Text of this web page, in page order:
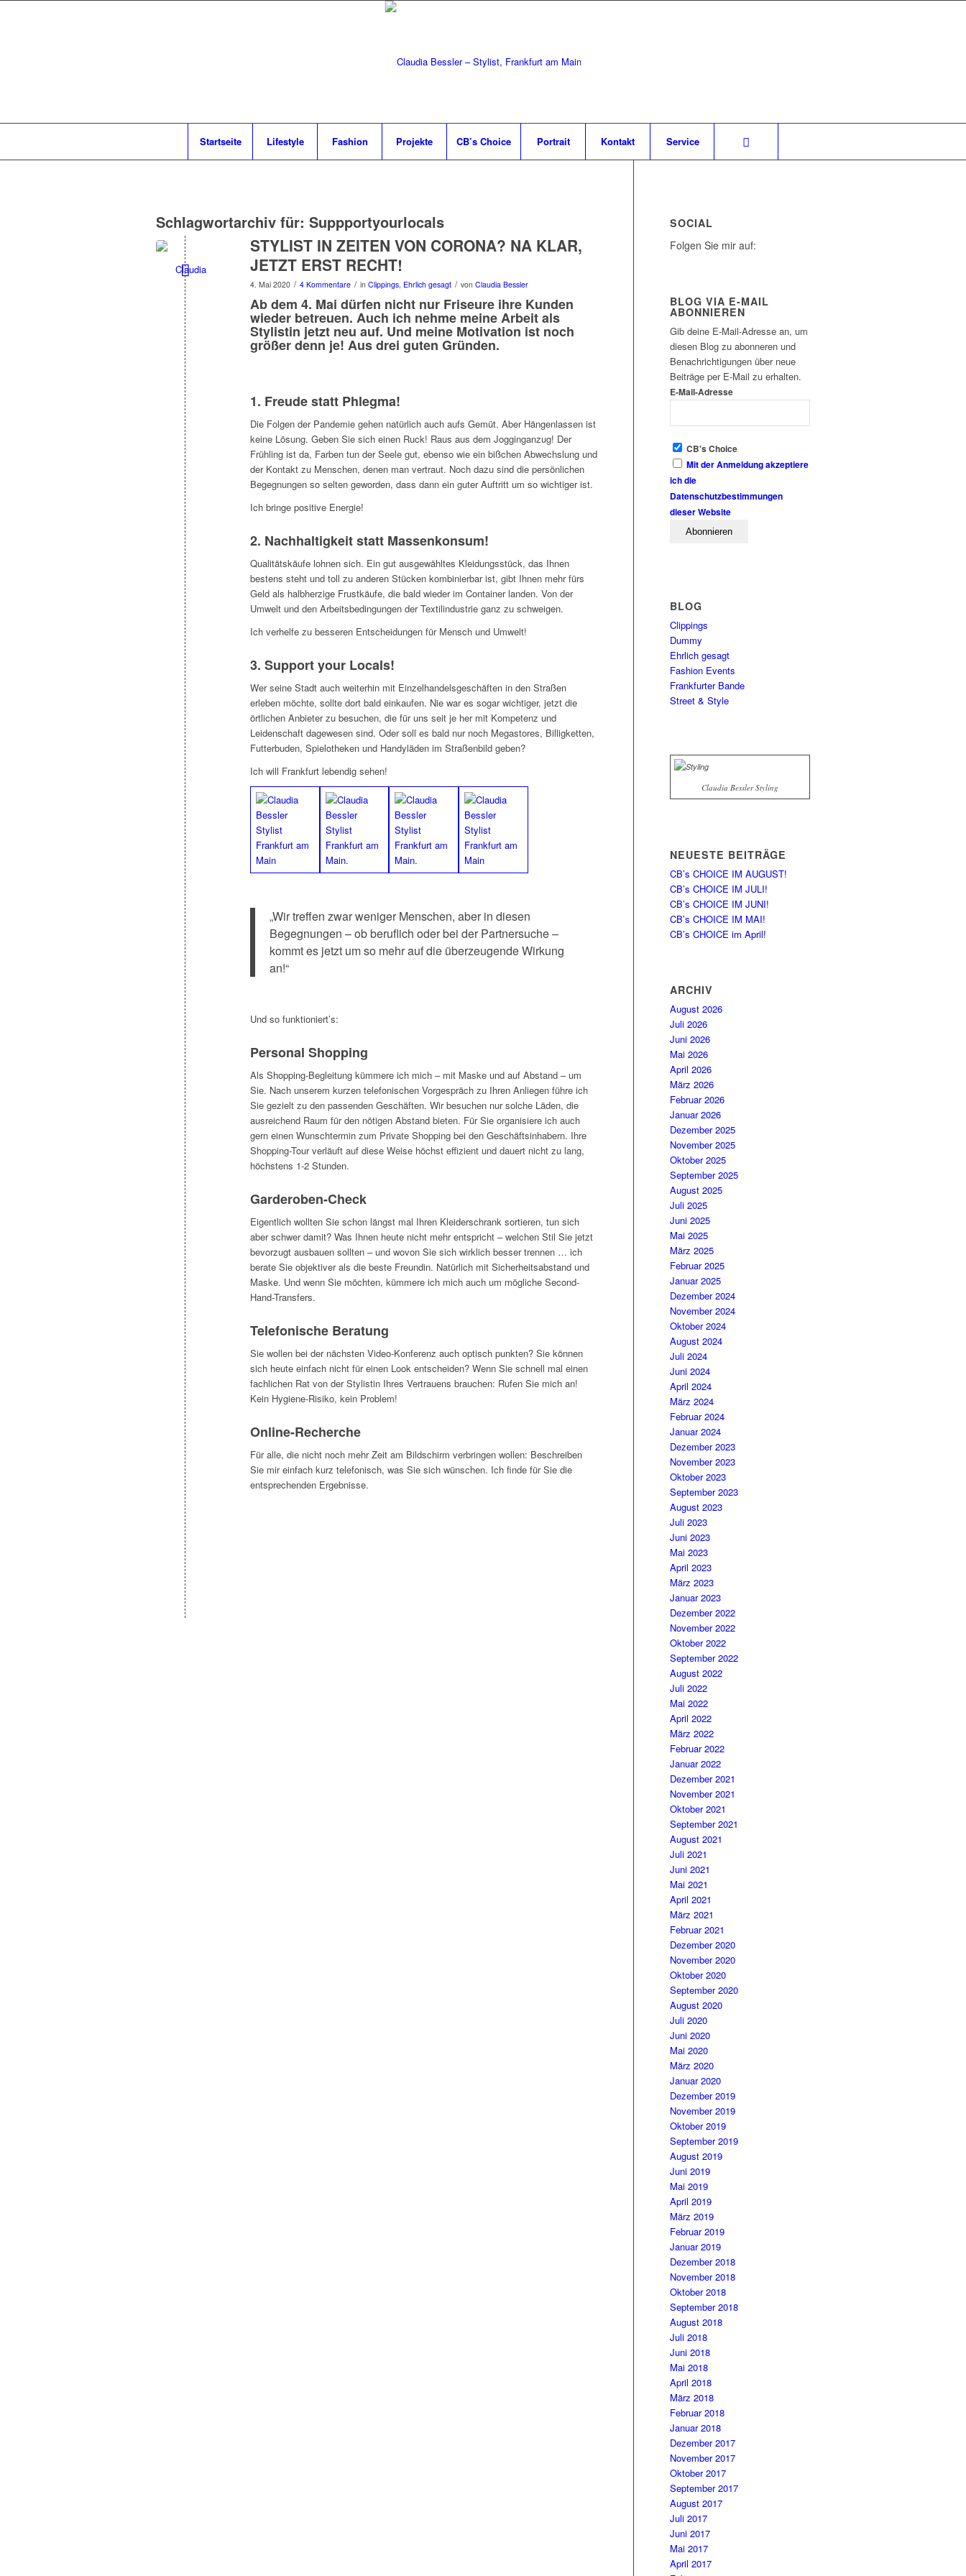
Startseite Lifestyle Fashion Projekte CB’s Choice Portrait Kontakt Service
Schlagwortarchiv für: Suppportyourlocals
STYLIST IN ZEITEN VON CORONA? NA KLAR,
JETZT ERST RECHT!
4. Mai 2020 / 4 Kommentare / in Clippings, Ehrlich gesagt / von Claudia Bessler
Ab dem 4. Mai dürfen nicht nur Friseure ihre Kunden
wieder betreuen. Auch ich nehme meine Arbeit als
Stylistin jetzt neu auf. Und meine Motivation ist noch
größer denn je! Aus drei guten Gründen.
1. Freude statt Phlegma!
Die Folgen der Pandemie gehen natürlich auch aufs Gemüt. Aber Hängenlassen ist
keine Lösung. Geben Sie sich einen Ruck! Raus aus dem Jogginganzug! Der
Frühling ist da, Farben tun der Seele gut, ebenso wie ein bißchen Abwechslung und
der Kontakt zu Menschen, denen man vertraut. Noch dazu sind die persönlichen
Begegnungen so selten geworden, dass dann ein guter Auftritt um so wichtiger ist.
Ich bringe positive Energie!
2. Nachhaltigkeit statt Massenkonsum!
Qualitätskäufe lohnen sich. Ein gut ausgewähltes Kleidungsstück, das Ihnen
bestens steht und toll zu anderen Stücken kombinierbar ist, gibt Ihnen mehr fürs
Geld als halbherzige Frustkäufe, die bald wieder im Container landen. Von der
Umwelt und den Arbeitsbedingungen der Textilindustrie ganz zu schweigen.
Ich verhelfe zu besseren Entscheidungen für Mensch und Umwelt!
3. Support your Locals!
Wer seine Stadt auch weiterhin mit Einzelhandelsgeschäften in den Straßen
erleben möchte, sollte dort bald einkaufen. Nie war es sogar wichtiger, jetzt die
örtlichen Anbieter zu besuchen, die für uns seit je her mit Kompetenz und
Leidenschaft dagewesen sind. Oder soll es bald nur noch Megastores, Billigketten,
Futterbuden, Spielotheken und Handyläden im Straßenbild geben?
Ich will Frankfurt lebendig sehen!
„Wir treffen zwar weniger Menschen, aber in diesen
Begegnungen – ob beruflich oder bei der Partnersuche –
kommt es jetzt um so mehr auf die überzeugende Wirkung
an!“
Und so funktioniert’s:
Personal Shopping
Als Shopping-Begleitung kümmere ich mich – mit Maske und auf Abstand – um
Sie. Nach unserem kurzen telefonischen Vorgespräch zu Ihren Anliegen führe ich
Sie gezielt zu den passenden Geschäften. Wir besuchen nur solche Läden, die
ausreichend Raum für den nötigen Abstand bieten. Für Sie organisiere ich auch
gern einen Wunschtermin zum Private Shopping bei den Geschäftsinhabern. Ihre
Shopping-Tour verläuft auf diese Weise höchst effizient und dauert nicht zu lang,
höchstens 1-2 Stunden.
Garderoben-Check
Eigentlich wollten Sie schon längst mal Ihren Kleiderschrank sortieren, tun sich
aber schwer damit? Was Ihnen heute nicht mehr entspricht – welchen Stil Sie jetzt
bevorzugt ausbauen sollten – und wovon Sie sich wirklich besser trennen … ich
berate Sie objektiver als die beste Freundin. Natürlich mit Sicherheitsabstand und
Maske. Und wenn Sie möchten, kümmere ich mich auch um mögliche Second-
Hand-Transfers.
Telefonische Beratung
Sie wollen bei der nächsten Video-Konferenz auch optisch punkten? Sie können
sich heute einfach nicht für einen Look entscheiden? Wenn Sie schnell mal einen
fachlichen Rat von der Stylistin Ihres Vertrauens brauchen: Rufen Sie mich an!
Kein Hygiene-Risiko, kein Problem!
Online-Recherche
Für alle, die nicht noch mehr Zeit am Bildschirm verbringen wollen: Beschreiben
Sie mir einfach kurz telefonisch, was Sie sich wünschen. Ich finde für Sie die
entsprechenden Ergebnisse.
SOCIAL
Folgen Sie mir auf:
BLOG VIA E-MAIL
ABONNIEREN
Gib deine E-Mail-Adresse an, um
diesen Blog zu abonneren und
Benachrichtigungen über neue
Beiträge per E-Mail zu erhalten.
E-Mail-Adresse
CB's Choice
Mit der Anmeldung akzeptiere
ich die
Datenschutzbestimmungen
dieser Website
BLOG
Clippings
Dummy
Ehrlich gesagt
Fashion Events
Frankfurter Bande
Street & Style
Claudia Bessler Styling
NEUESTE BEITRÄGE
CB’s CHOICE IM AUGUST!
CB’s CHOICE IM JULI!
CB’s CHOICE IM JUNI!
CB’s CHOICE IM MAI!
CB’s CHOICE im April!
ARCHIV
August 2026
Juli 2026
Juni 2026
Mai 2026
April 2026
März 2026
Februar 2026
Januar 2026
Dezember 2025
November 2025
Oktober 2025
September 2025
August 2025
Juli 2025
Juni 2025
Mai 2025
März 2025
Februar 2025
Januar 2025
Dezember 2024
November 2024
Oktober 2024
August 2024
Juli 2024
Juni 2024
April 2024
März 2024
Februar 2024
Januar 2024
Dezember 2023
November 2023
Oktober 2023
September 2023
August 2023
Juli 2023
Juni 2023
Mai 2023
April 2023
März 2023
Januar 2023
Dezember 2022
November 2022
Oktober 2022
September 2022
August 2022
Juli 2022
Mai 2022
April 2022
März 2022
Februar 2022
Januar 2022
Dezember 2021
November 2021
Oktober 2021
September 2021
August 2021
Juli 2021
Juni 2021
Mai 2021
April 2021
März 2021
Februar 2021
Dezember 2020
November 2020
Oktober 2020
September 2020
August 2020
Juli 2020
Juni 2020
Mai 2020
März 2020
Januar 2020
Dezember 2019
November 2019
Oktober 2019
September 2019
August 2019
Juni 2019
Mai 2019
April 2019
März 2019
Februar 2019
Januar 2019
Dezember 2018
November 2018
Oktober 2018
September 2018
August 2018
Juli 2018
Juni 2018
Mai 2018
April 2018
März 2018
Februar 2018
Januar 2018
Dezember 2017
November 2017
Oktober 2017
September 2017
August 2017
Juli 2017
Juni 2017
Mai 2017
April 2017